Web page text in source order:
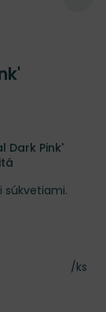
Dark Pink'
súkvetiami.
Cena
/ks